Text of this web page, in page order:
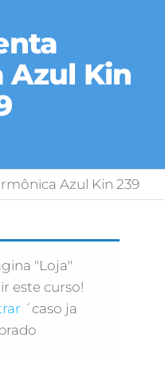
Azul Kin
Azul Kin 239
"Loja"
este curso!
´caso ja